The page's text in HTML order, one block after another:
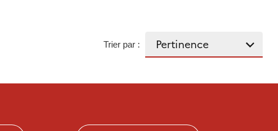
Trier par :